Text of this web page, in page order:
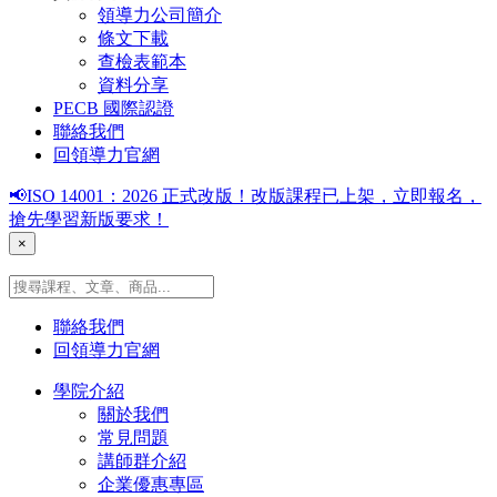
領導力公司簡介
條文下載
查檢表範本
資料分享
PECB 國際認證
聯絡我們
回領導力官網
📢ISO 14001：2026 正式改版！改版課程已上架，立即報名，
搶先學習新版要求！
×
聯絡我們
回領導力官網
學院介紹
關於我們
常見問題
講師群介紹
企業優惠專區